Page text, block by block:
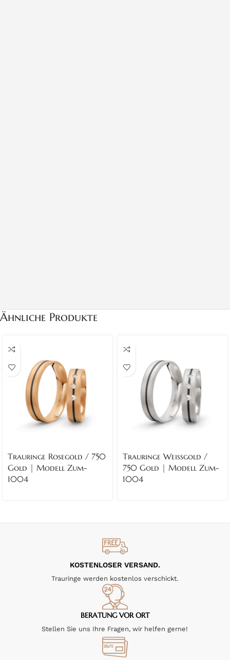
Ähnliche Produkte
Trauringe Rosegold / 750
Gold | Modell Zum-
1004
Trauringe Weissgold /
750 Gold | Modell Zum-
1004
KOSTENLOSER VERSAND.
Trauringe werden kostenlos verschickt.
BERATUNG VOR ORT
Stellen Sie uns Ihre Fragen, wir helfen gerne!